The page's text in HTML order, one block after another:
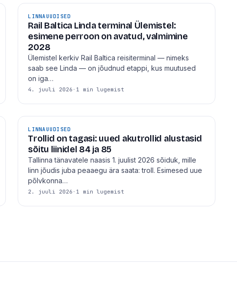
LINNAUUDISED
Rail Baltica Linda terminal Ülemistel:
esimene perroon on avatud, valmimine
2028
Ülemistel kerkiv Rail Baltica reisiterminal — nimeks
saab see Linda — on jõudnud etappi, kus muutused
on iga…
4. juuli 2026 · 1 min lugemist
LINNAUUDISED
Trollid on tagasi: uued akutrollid alustasid
sõitu liinidel 84 ja 85
Tallinna tänavatele naasis 1. juulist 2026 sõiduk, mille
linn jõudis juba peaaegu ära saata: troll. Esimesed uue
põlvkonna…
2. juuli 2026 · 1 min lugemist